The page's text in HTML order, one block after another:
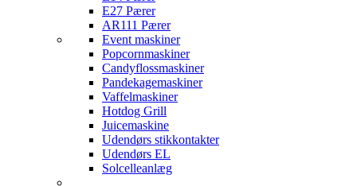
E27 Pærer
AR111 Pærer
Event maskiner
Popcornmaskiner
Candyflossmaskiner
Pandekagemaskiner
Vaffelmaskiner
Hotdog Grill
Juicemaskine
Udendørs stikkontakter
Udendørs EL
Solcelleanlæg